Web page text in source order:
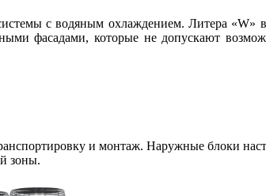
с водяным охлаждением. Литера «W»
фасадами, которые не допускают
и монтаж. Наружные блоки
зоны.